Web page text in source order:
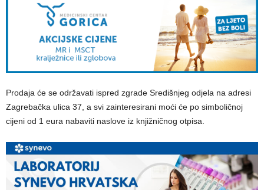
Prodaja će se održavati ispred zgrade Središnjeg odjela na adresi
Zagrebačka ulica 37, a svi zainteresirani moći će po simboličnoj
cijeni od 1 eura nabaviti naslove iz knjižničnog otpisa.